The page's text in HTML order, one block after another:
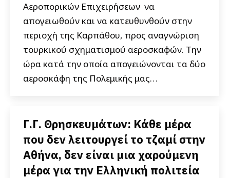
Αεροπορικών Επιχειρήσεων να
απογειωθούν και να κατευθυνθούν στην
περιοχή της Καρπάθου, προς αναγνώριση
τουρκικού σχηματισμού αεροσκαφών. Την
ώρα κατά την οποία απογειώνονται τα δύο
αεροσκάφη της Πολεμικής μας…
Γ.Γ. Θρησκευμάτων: Κάθε μέρα
που δεν λειτουργεί το τζαμί στην
Αθήνα, δεν είναι μια χαρούμενη
μέρα για την Ελληνική πολιτεία